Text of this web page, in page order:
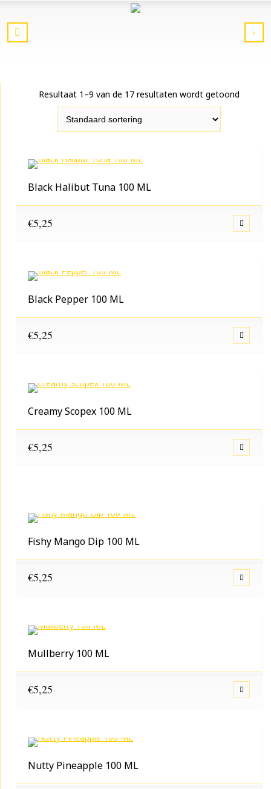
Resultaat 1–9 van de 17 resultaten wordt getoond
Black Halibut Tuna 100 ML
€5,25
Black Pepper 100 ML
€5,25
Creamy Scopex 100 ML
€5,25
Fishy Mango Dip 100 ML
€5,25
Mullberry 100 ML
€5,25
Nutty Pineapple 100 ML